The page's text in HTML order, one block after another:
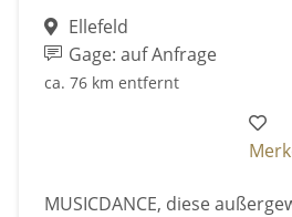
Ellefeld
Gage: auf Anfrage
ca. 76 km entfernt
MUSICDANCE, diese